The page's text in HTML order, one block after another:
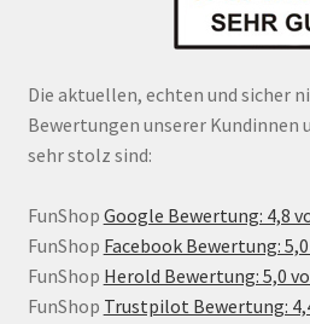
Die aktuellen, echten und sicher
Bewertungen unserer Kundinnen
sehr stolz sind:
FunShop Google Bewertung: 4,8
FunShop Facebook Bewertung:
FunShop Herold Bewertung: 5,0
FunShop Trustpilot Bewertung: